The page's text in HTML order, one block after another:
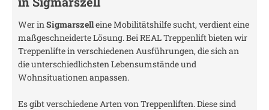
Wer inSigmarszelleine Mobilitätshilfe sucht, verdient eine
maßgeschneiderte Lösung. Bei REAL Treppenlift bieten wir
Treppenlifte in verschiedenen Ausführungen, die sich an
die unterschiedlichsten Lebensumstände und
Wohnsituationen anpassen.
Es gibt verschiedene Arten von Treppenliften. Diese sind